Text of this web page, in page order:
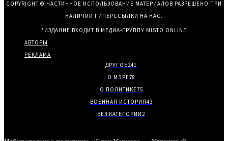
COPYRIGHT © ЧАСТИЧНОЕ ИСПОЛЬЗОВАНИЕ МАТЕРИАЛОВ РАЗРЕШЕНО ПРИ
НАЛИЧИИ ГИПЕРССЫЛКИ НА НАС.
*ИЗДАНИЕ ВХОДИТ В МЕДИА-ГРУППУ MISTO ONLINE
АВТОРЫ
РЕКЛАМА
ДРУГОЕ241
О МЭРЕ78
О ПОЛИТИКЕ75
ВОЕННАЯ ИСТОРИЯ43
БЕЗ КАТЕГОРИИ2